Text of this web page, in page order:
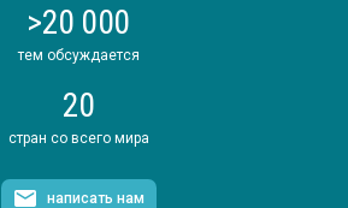
>20 000
тем обсуждается
20
стран со всего мира
написать нам